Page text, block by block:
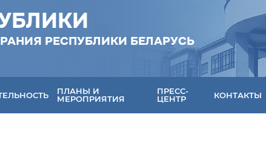
РЕСПУБЛИКИ БЕЛАРУСЬ
ПЛАНЫ И
МЕРОПРИЯТИЯ
ПРЕСС-
ЦЕНТР
КОНТАКТЫ